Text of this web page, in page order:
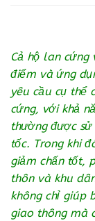
Cả hộ lan
điểm và ứng
yêu cầu cụ thể
cứng, với khả
thường được
tốc. Trong khi
giảm chấn tốt,
thôn và khu
không chỉ giúp
giao thông mà